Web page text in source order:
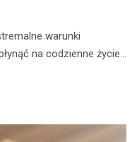
warunki
na codzienne życie…